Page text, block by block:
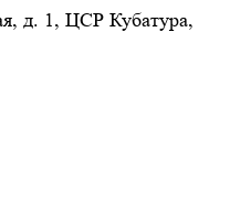
д. 1, ЦСР Кубатура,